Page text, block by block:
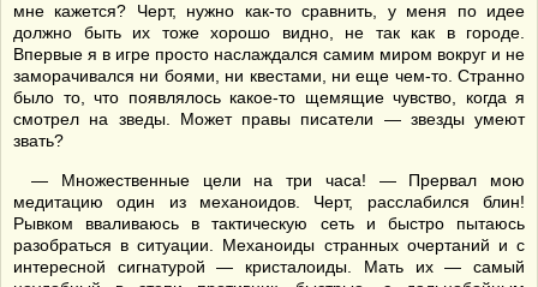
мне кажется? Черт, нужно как-то сравнить, у меня по идее
должно быть их тоже хорошо видно, не так как в городе.
Впервые я в игре просто наслаждался самим миром вокруг и не
заморачивался ни боями, ни квестами, ни еще чем-то. Странно
было то, что появлялось какое-то щемящие чувство, когда я
смотрел на зведы. Может правы писатели — звезды умеют
звать?
— Множественные цели на три часа! — Прервал мою
медитацию один из механоидов. Черт, расслабился блин!
Рывком вваливаюсь в тактическую сеть и быстро пытаюсь
разобраться в ситуации. Механоиды странных очертаний и с
интересной сигнатурой — кристалоиды. Мать их — самый